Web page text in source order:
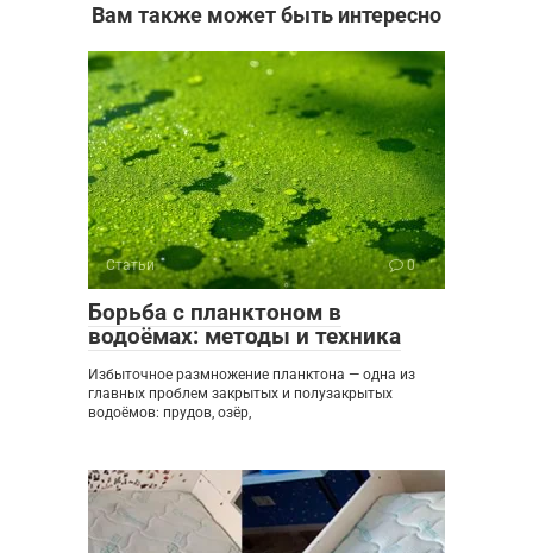
Вам также может быть интересно
Статьи 0
Борьба с планктоном в
водоёмах: методы и техника
Избыточное размножение планктона — одна из
главных проблем закрытых и полузакрытых
водоёмов: прудов, озёр,